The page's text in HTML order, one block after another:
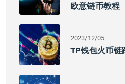
欧意链币教程
2023/12/05
TP钱包火币链